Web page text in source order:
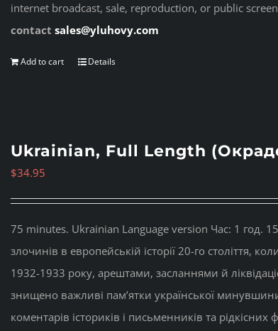
internet broadcast, sale, reproduction, or public
contact sales@yluhovy.com
Add to cart Details
Ukrainian, Full Length
$34.95
75 minutes. Ukrainian Language version Час: 1 год.
злочинів в европейській історії 20-го століття,
1932-1933 року, арештами, засланнями й
знищено важливі пам’ятки української
коментарів істориків і письменників та